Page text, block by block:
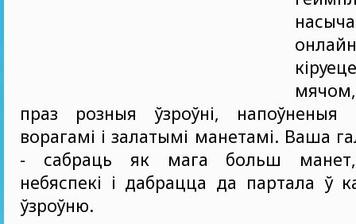
праз розныя ўзроўні, напоўненыя
ворагамі і залатымі манетамі. Ваша
- сабраць як мага больш манет,
небяспекі і дабрацца да партала ў
ўзроўню.